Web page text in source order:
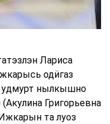
Лариса
одӥгаз
нылкышно
Григорьевна
та луоз